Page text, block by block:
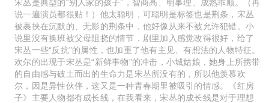
宋丛是典型的“别人家的孩子”，智商高、明事理、成熟乖顺。（再
说一遍演员都很贴！）他太聪明，可聪明是标签也是荆条，宋丛
被裹挟在沉默的、无影的荆条中，他好像从来不被允许犯错。小
说里没有换班被父母阻挠的情节，剧里加入感觉改得很好，给了
宋丛一些“反抗”的属性，也加重了他有主见、有想法的人物特征。
欢尔的出现于宋丛是“新鲜事物”的冲击，小城姑娘，她身上所携带
的自由感与破土而出的生命力是宋丛所没有的，所以他羡慕欢
尔，因是异性伙伴，这又是一种青春期里被吸引的情感。《红房
子》主要人物都有成长线，在我看来，宋丛的成长线是对于理想